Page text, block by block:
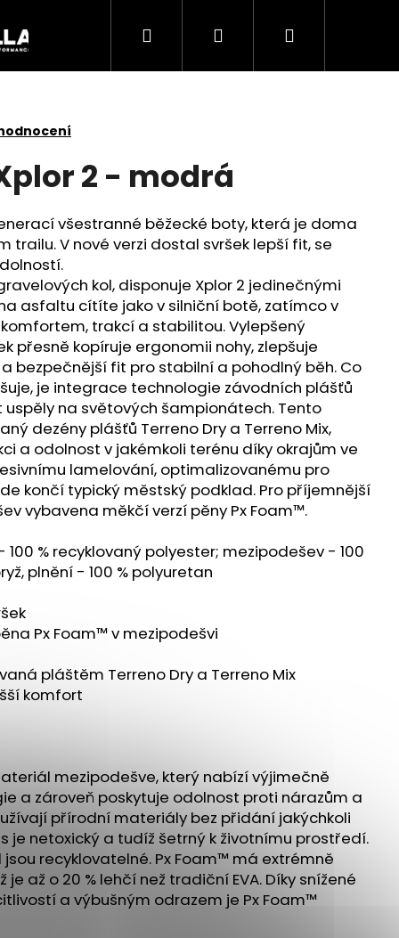
Hledat PřihlášeníNákupní
2 - modrá
všestranné běžecké boty, která je doma
trailu. V nové verzi dostal svršek lepší fit, se
kol, disponuje Xplor 2 jedinečnými
asfaltu cítíte jako v silniční botě, zatímco v
trakcí a stabilitou. Vylepšený
přesně kopíruje ergonomii nohy, zlepšuje
bezpečnější fit pro stabilní a pohodlný běh. Co
je integrace technologie závodních plášťů
uspěly na světových šampionátech. Tento
dezény plášťů Terreno Dry a Terreno Mix,
a odolnost v jakémkoli terénu díky okrajům ve
lamelování, optimalizovanému pro
končí typický městský podklad. Pro příjemnější
vybavena měkčí verzí pěny Px Foam™.
100 % recyklovaný polyester; mezipodešev - 100
plnění - 100 % polyuretan
Px Foam™ v mezipodešvi
pláštěm Terreno Dry a Terreno Mix
komfort
mezipodešve, který nabízí výjimečně
a zároveň poskytuje odolnost proti nárazům a
přírodní materiály bez přidání jakýchkoli
je netoxický a tudíž šetrný k životnímu prostředí.
recyklovatelné. Px Foam™ má extrémně
až o 20 % lehčí než tradiční EVA. Díky snížené
a výbušným odrazem je Px Foam™
Následující
2 - ORANŽOVÁ